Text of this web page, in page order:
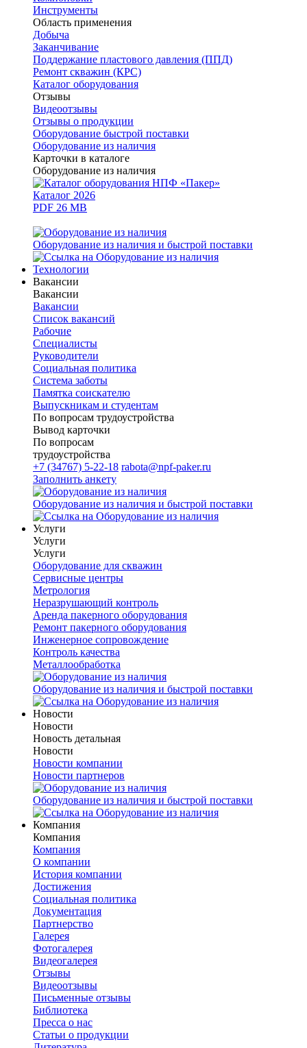
Инструменты
Область применения
Добыча
Заканчивание
Поддержание пластового давления (ППД)
Ремонт скважин (КРС)
Каталог оборудования
Отзывы
Видеоотзывы
Отзывы о продукции
Оборудование быстрой поставки
Оборудование из наличия
Карточки в каталоге
Оборудование из наличия
Каталог 2026
PDF 26 MB
Оборудование из наличия и быстрой поставки
Технологии
Вакансии
Вакансии
Вакансии
Список вакансий
Рабочие
Специалисты
Руководители
Cоциальная политика
Система заботы
Памятка соискателю
Выпускникам и студентам
По вопросам трудоустройства
Вывод карточки
По вопросам
трудоустройства
+7 (34767) 5-22-18 rabota@npf-paker.ru
Заполнить анкету
Оборудование из наличия и быстрой поставки
Услуги
Услуги
Услуги
Оборудование для скважин
Сервисные центры
Метрология
Неразрушающий контроль
Аренда пакерного оборудования
Ремонт пакерного оборудования
Инженерное сопровождение
Контроль качества
Металлообработка
Оборудование из наличия и быстрой поставки
Новости
Новости
Новость детальная
Новости
Новости компании
Новости партнеров
Оборудование из наличия и быстрой поставки
Компания
Компания
Компания
О компании
История компании
Достижения
Социальная политика
Документация
Партнерство
Галерея
Фотогалерея
Видеогалерея
Отзывы
Видеоотзывы
Письменные отзывы
Библиотека
Пресса о нас
Статьи о продукции